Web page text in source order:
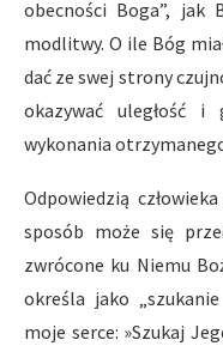
obecności Boga”, jak
modlitwy. O ile Bóg
dać ze swej strony
okazywać uległość
wykonania
Odpowiedzią
sposób może się
zwrócone ku Niemu
określa jako
moje serce: »Szukaj